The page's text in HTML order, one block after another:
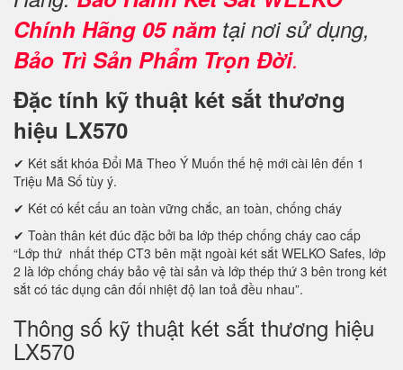
Chính Hãng 05 năm tại nơi sử dụng,
Bảo Trì Sản Phẩm Trọn Đời.
Đặc tính kỹ thuật két sắt thương
hiệu LX570
✔ Két sắt khóa Đổi Mã Theo Ý Muốn thế hệ mới cài lên đến 1
Triệu Mã Số tùy ý.
✔ Két có kết cấu an toàn vững chắc, an toàn, chống cháy
✔ Toàn thân két đúc đặc bởi ba lớp thép chống cháy cao cấp
“Lớp thứ nhất thép CT3 bên mặt ngoài két sắt WELKO Safes, lớp
2 là lớp chống cháy bảo vệ tài sản và lớp thép thứ 3 bên trong két
sắt có tác dụng cân đối nhiệt độ lan toả đều nhau”.
Thông số kỹ thuật két sắt thương hiệu
LX570